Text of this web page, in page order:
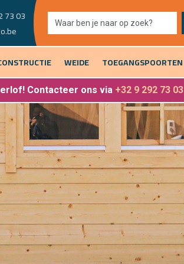
73 03
showroom morgen
9u - 12u30
WEIDE TOEGANGSPOORTEN
! Contacteer ons via +32 9 292 73 03